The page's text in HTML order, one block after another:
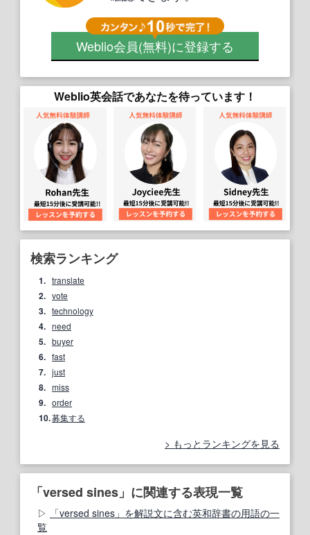
Weblio会員(無料)に登録する
Weblio英会話であなたを待っています！
検索ランキング
1. translate
2. vote
3. technology
4. need
5. buyer
6. fast
7. just
8. miss
9. order
10.募集する
もっとランキングを見る
「versed sines」に関連する表現一覧
「versed sines」を解説文に含む英和辞書の用語の一
覧